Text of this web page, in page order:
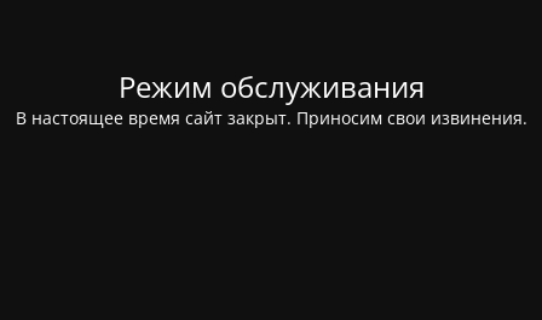
Режим обслуживания
В настоящее время сайт закрыт. Приносим свои извинения.